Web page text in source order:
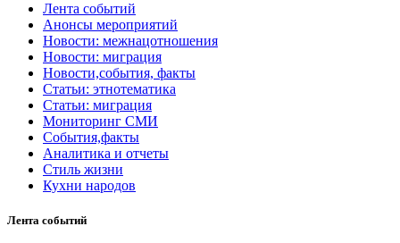
Лента событий
Анонсы мероприятий
Новости: межнацотношения
Новости: миграция
Новости,события, факты
Статьи: этнотематика
Статьи: миграция
Мониторинг СМИ
События,факты
Аналитика и отчеты
Стиль жизни
Кухни народов
Лента событий